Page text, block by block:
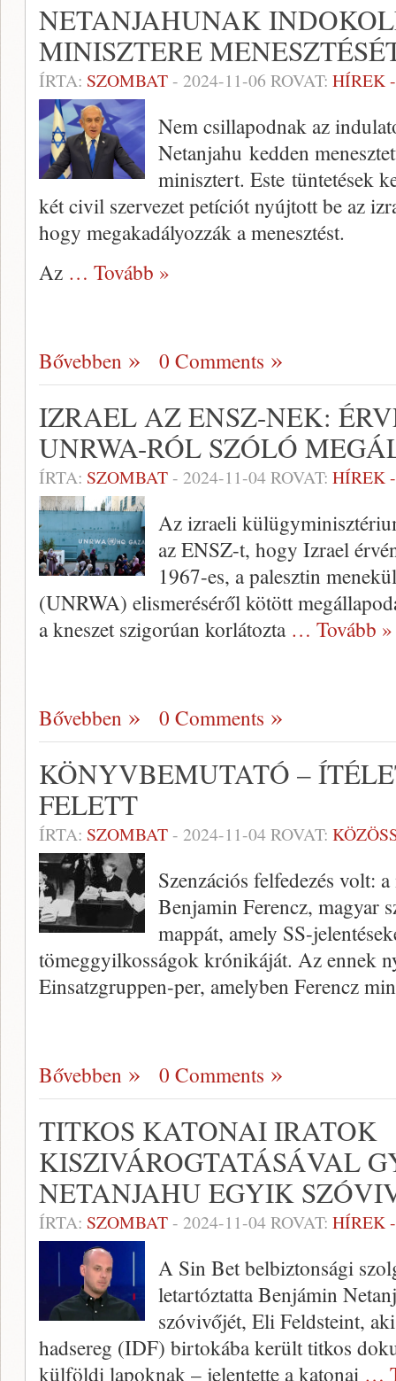
NETANJAHUNAK
MINISZTERE
ÍRTA: SZOMBAT- 2024-11-06 ROVAT: HÍREK
Nem csillapodnak az
Netanjahu kedden
minisztert. Este tüntetések
két civil szervezet petíciót nyújtott be az
hogy megakadályozzák a menesztést.
Az … Tovább »
Bővebben 0 Comments
IZRAEL AZ ENSZ-NEK:
UNRWA-RÓL SZÓLÓ
ÍRTA: SZOMBAT- 2024-11-04ROVAT: HÍREK
Az izraeli
az ENSZ-t, hogy Izrael
1967-es, a palesztin
(UNRWA) elismeréséről kötött
a kneszet szigorúan korlátozta … Tovább »
Bővebben 0 Comments
KÖNYVBEMUTATÓ –
FELETT
ÍRTA: SZOMBAT- 2024-11-04ROVAT:
Szenzációs felfedezés volt:
Benjamin Ferencz, magyar
mappát, amely SS-
tömeggyilkosságok krónikáját. Az ennek
Einsatzgruppen-per, amelyben Ferencz
Bővebben 0 Comments
TITKOS KATONAI IRATOK
KISZIVÁROGTATÁSÁVAL
NETANJAHU EGYIK
ÍRTA: SZOMBAT- 2024-11-04ROVAT: HÍREK
A Sin Bet belbiztonsági
letartóztatta Benjámin
szóvivőjét, Eli Feldsteint,
hadsereg (IDF) birtokába került titkos
külföldi lapoknak – jelentette a katonai …